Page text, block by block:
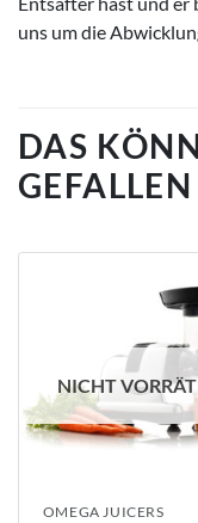
uns um die
DAS
NICHT
OMEGA JUICERS